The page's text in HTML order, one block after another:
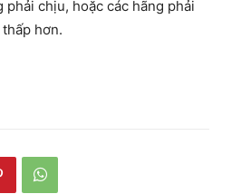
chịu, hoặc các hãng phải
hơn.